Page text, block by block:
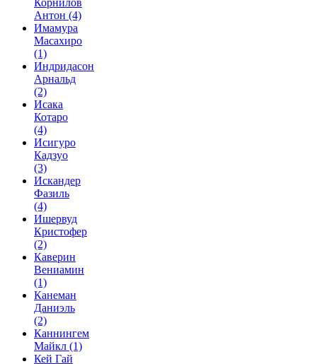
Антон (4)
Имамура
Масахиро
(1)
Индридасон
Арнальд
(2)
Исака
Котаро
(4)
Исигуро
Кадзуо
(3)
Искандер
Фазиль
(4)
Ишервуд
Кристофер
(2)
Каверин
Вениамин
(1)
Канеман
Даниэль
(2)
Каннингем
Майкл (1)
Кей Гай